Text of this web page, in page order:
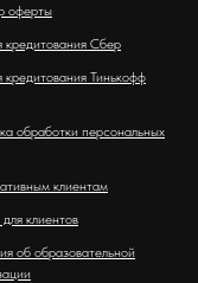
оферты
кредитования Сбер
кредитования Тинькофф
обработки персональных
клиентам
клиентов
об образовательной